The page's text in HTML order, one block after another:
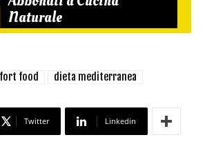
Naturale
food dieta mediterranea
Twitter Linkedin